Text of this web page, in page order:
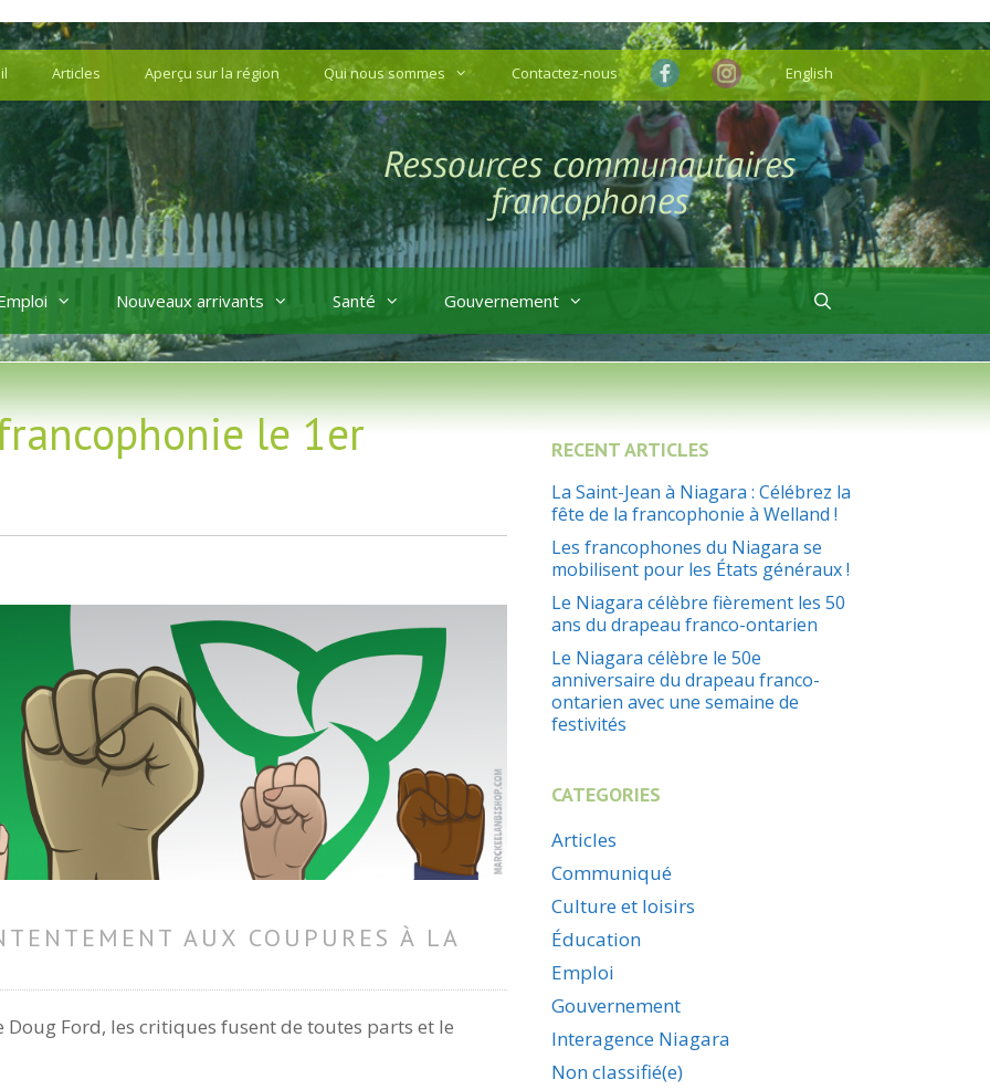
Articles Aperçu sur la région Qui nous sommes Contactez-nous English
Nouveaux arrivants Santé Gouvernement
le 1er
AUX COUPURES À LA
Ford, les critiques fusent de toutes parts et le
RECENT ARTICLES
La Saint-Jean à Niagara : Célébrez la
fête de la francophonie à Welland !
Les francophones du Niagara se
mobilisent pour les États généraux !
Le Niagara célèbre fièrement les 50
ans du drapeau franco-ontarien
Le Niagara célèbre le 50e
anniversaire du drapeau franco-
ontarien avec une semaine de
festivités
CATEGORIES
Articles
Communiqué
Culture et loisirs
Éducation
Emploi
Gouvernement
Interagence Niagara
Non classifié(e)